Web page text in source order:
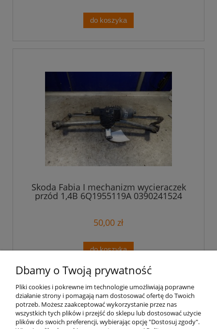
do koszyka
Skoda Fabia I mechanizm wycieraczek
przód 1,4B 6Q1955119A 0390241524
50,00 zł
do koszyka
« 1 2 3 4 5 6 ... 12 »
Pomoc
Dbamy o Twoją prywatność
Pliki cookies i pokrewne im technologie umożliwiają poprawne
działanie strony i pomagają nam dostosować ofertę do Twoich
potrzeb. Możesz zaakceptować wykorzystanie przez nas
wszystkich tych plików i przejść do sklepu lub dostosować użycie
plików do swoich preferencji, wybierając opcję "Dostosuj zgody".